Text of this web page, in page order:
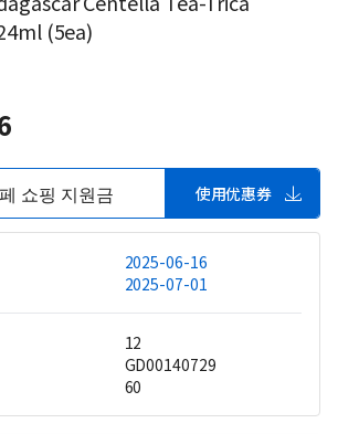
(5ea)
쇼핑 지원금 使用优惠券
2025-06-16
2025-07-01
12
GD00140729
60